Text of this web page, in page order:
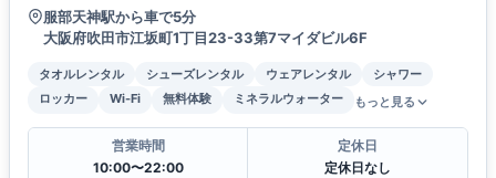
服部天神駅から車で5分
大阪府吹田市江坂町1丁目23-33第7マイダビル6F
タオルレンタル シューズレンタル ウェアレンタル
シャワー
ロッカー
Wi-Fi 無料体験 ミネラルウォーター もっと見る
営業時間
10:00〜22:00
定休日
定休日なし